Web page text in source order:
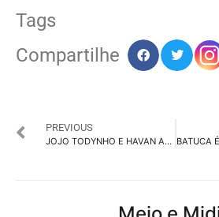
Tags
Compartilhe
PREVIOUS
JOJO TODYNHO E HAVAN ANUNCIAM PARCERIA COM A GIGANTE DO VAREJO